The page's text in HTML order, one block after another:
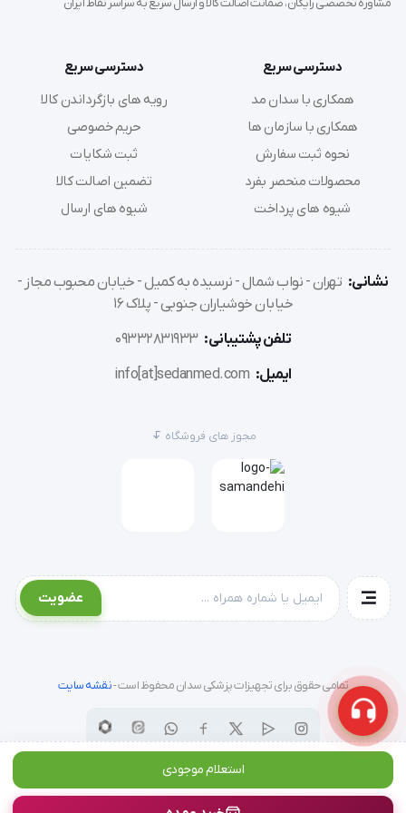
قابل استفاده در ست های پانسمان
  کیف کمک های اولیه
در آن دخالت داشته باشد
  خارج کردن اجسام خارجی ریز از بافت
جنس : ABS
دارای دندانه در سر پنست
استعلام موجودی
دسترسی سریع
همکاری با سدان مد
همکاری با سازمان ها
نحوه ثبت سفارش
محصولات منحصر بفرد
شیوه های پرداخت
دسترسی سریع
رویه های بازگرداندن کالا
حریم خصوصی
ثبت شکایات
تضمین اصالت کالا
شیوه های ارسال
نشانی: تهران - نواب شمال - نرسیده به کمیل - خیابان محبوب مجاز -
خیابان خوشیاران جنوبی - پلاک 16
تلفن پشتیبانی: 09332831933
ایمیل: info[at]sedanmed.com
مجوز های فروشگاه
عضویت
تمامی حقوق برای تجهیزات پزشکی سدان محفوظ است -نقشه سایت